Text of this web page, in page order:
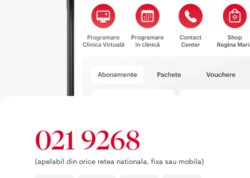
021 9268
(apelabil din orice retea nationala, fixa sau mobila)